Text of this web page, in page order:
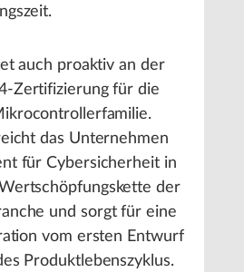
auch proaktiv an der
Zertifizierung für die
das Unternehmen
für Cybersicherheit in
der
und sorgt für eine
vom ersten Entwurf
Produktlebenszyklus.